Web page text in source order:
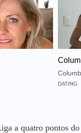
DATING
a quatro pontos